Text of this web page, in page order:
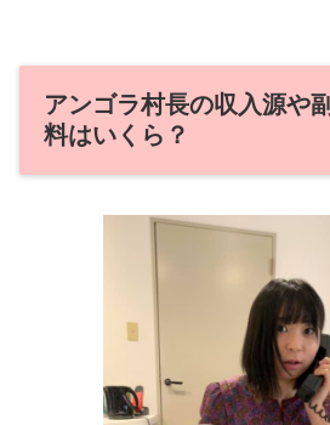
アンゴラ村長の収入源や
料はいくら？